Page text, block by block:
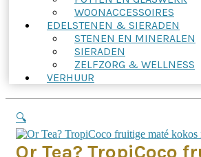
WOONACCESSOIRES
EDELSTENEN & SIERADEN
STENEN EN MINERALEN
SIERADEN
ZELFZORG & WELLNESS
VERHUUR
🔍
Or Tea? TropiCoco